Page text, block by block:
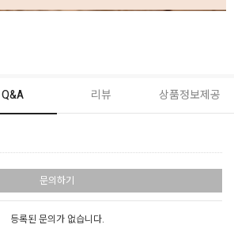
Q&A 리뷰 상품정보제공
문의하기
등록된 문의가 없습니다.